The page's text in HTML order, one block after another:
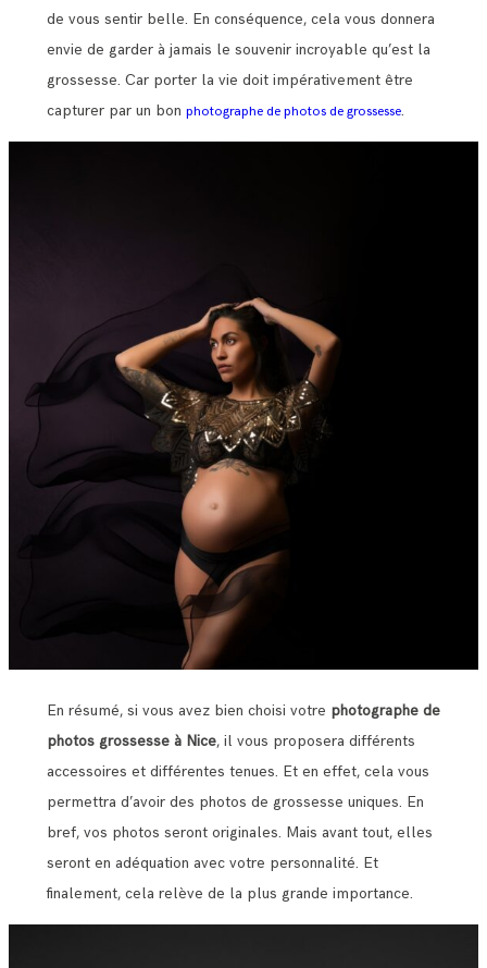
de vous sentir belle. En conséquence, cela vous donnera
envie de garder à jamais le souvenir incroyable qu’est la
grossesse. Car porter la vie doit impérativement être
capturer par un bon photographe de photos de grossesse.
En résumé, si vous avez bien choisi votre photographe de
photos grossesse à Nice, il vous proposera différents
accessoires et différentes tenues. Et en effet, cela vous
permettra d’avoir des photos de grossesse uniques. En
bref, vos photos seront originales. Mais avant tout, elles
seront en adéquation avec votre personnalité. Et
finalement, cela relève de la plus grande importance.